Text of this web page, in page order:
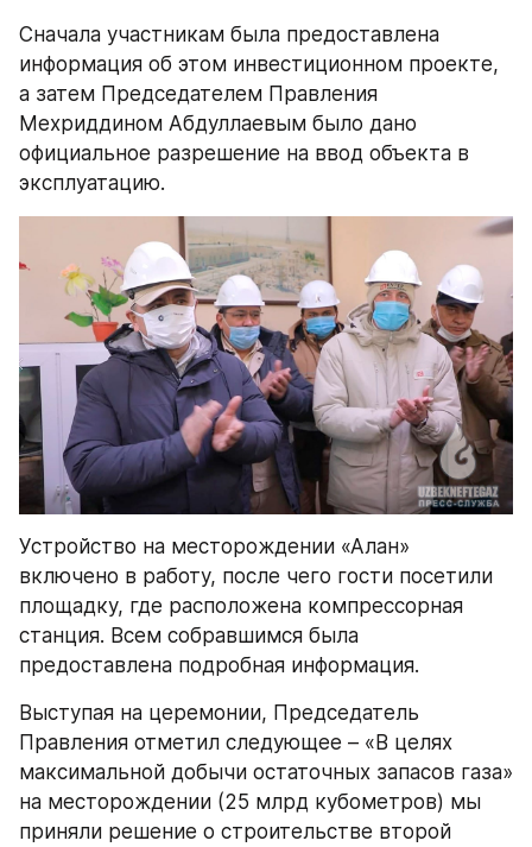
Сначала участникам была предоставлена
информация об этом инвестиционном проекте,
а затем Председателем Правления
Мехриддином Абдуллаевым было дано
официальное разрешение на ввод объекта в
эксплуатацию.
Устройство на месторождении «Алан»
включено в работу, после чего гости посетили
площадку, где расположена компрессорная
станция. Всем собравшимся была
предоставлена подробная информация.
Выступая на церемонии, Председатель
Правления отметил следующее – «В целях
максимальной добычи остаточных запасов газа»
на месторождении (25 млрд кубометров) мы
приняли решение о строительстве второй